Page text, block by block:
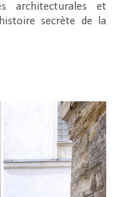
architecturales et
secrète de la